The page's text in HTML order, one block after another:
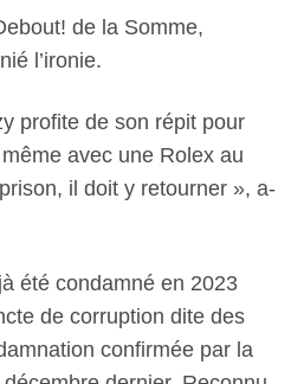
de la Somme,
l’ironie.
profite de son répit pour
avec une Rolex au
il doit y retourner », a-
été condamné en 2023
de corruption dite des
confirmée par la